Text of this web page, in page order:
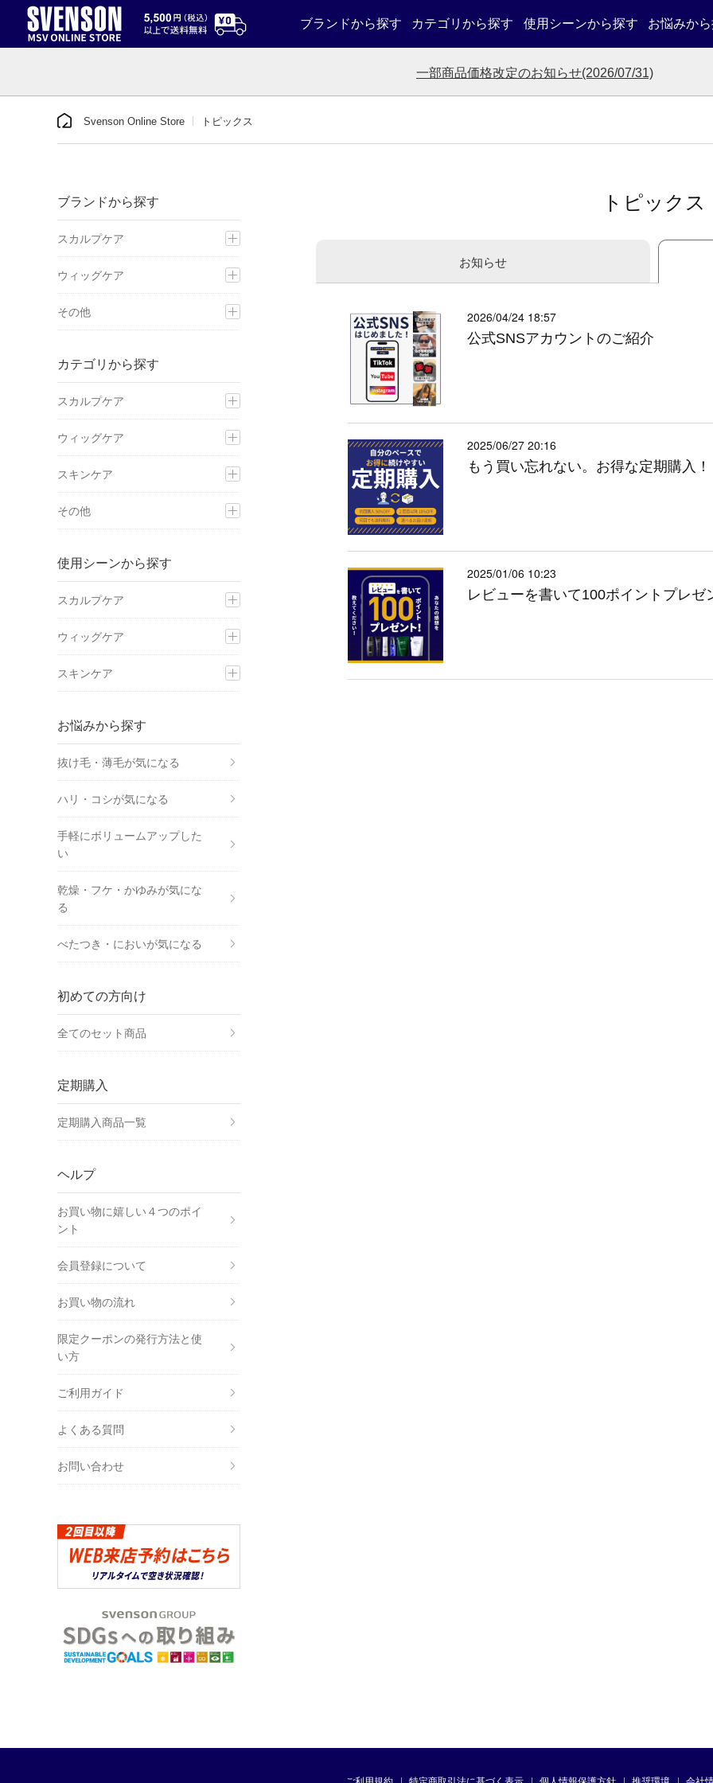
ブランドから探す カテゴリから探す 使用シーンから探す お悩みか
一部商品価格改定のお知らせ(2026/07/31)
Svenson Online Store トピックス
トピックス
お知らせ
2026/04/24 18:57
公式SNSアカウントのご紹介
2025/06/27 20:16
もう買い忘れない。お得な定期購入！
2025/01/06 10:23
レビューを書いて100ポイントプレゼ
ブランドから探す
スカルプケア
ウィッグケア
その他
カテゴリから探す
スカルプケア
ウィッグケア
スキンケア
その他
使用シーンから探す
スカルプケア
ウィッグケア
スキンケア
お悩みから探す
抜け毛・薄毛が気になる
ハリ・コシが気になる
手軽にボリュームアップした
い
乾燥・フケ・かゆみが気にな
る
べたつき・においが気になる
初めての方向け
全てのセット商品
定期購入
定期購入商品一覧
ヘルプ
お買い物に嬉しい４つのポイ
ント
会員登録について
お買い物の流れ
限定クーポンの発行方法と使
い方
ご利用ガイド
よくある質問
お問い合わせ